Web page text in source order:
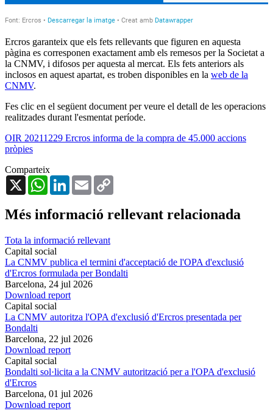
Ercros garanteix que els fets rellevants que figuren en aquesta
pàgina es corresponen exactament amb els remesos per la Societat a
la CNMV, i difosos per aquesta al mercat. Els fets anteriors als
inclosos en aquest apartat, es troben disponibles en la web de la
CNMV.
Fes clic en el següent document per veure el detall de les operacions
realitzades durant l'esmentat període.
OIR 20211229 Ercros informa de la compra de 45.000 accions
pròpies
Comparteix
X
WhatsAppLinkedInEmail
Més informació rellevant relacionada
Tota la informació rellevant
Capital social
La CNMV publica el termini d'acceptació de l'OPA d'exclusió
d'Ercros formulada per Bondalti
Barcelona, 24 jul 2026
Download report
Capital social
La CNMV autoritza l'OPA d'exclusió d'Ercros presentada per
Bondalti
Barcelona, 22 jul 2026
Download report
Capital social
Bondalti sol·licita a la CNMV autorització per a l'OPA d'exclusió
d'Ercros
Barcelona, 01 jul 2026
Download report